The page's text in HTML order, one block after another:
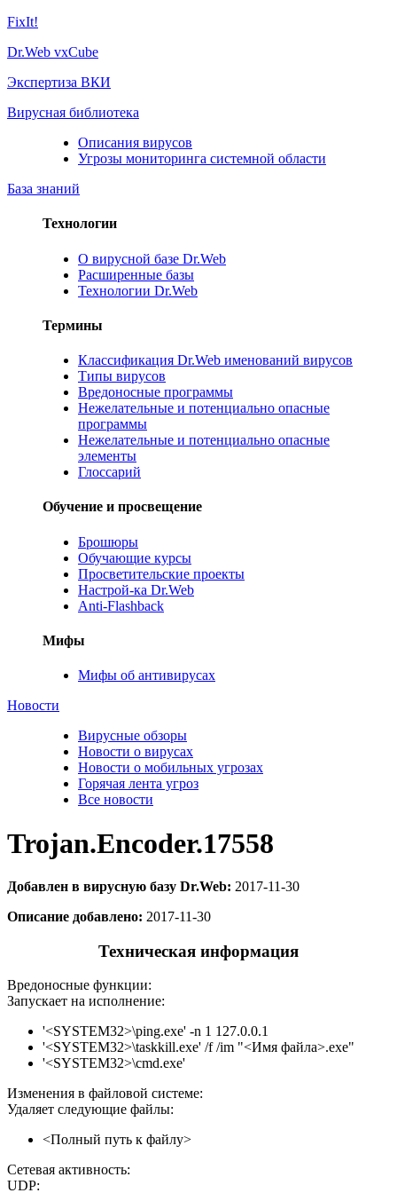
FixIt!
Dr.Web vxCube
Экспертиза ВКИ
Вирусная библиотека
Описания вирусов
Угрозы мониторинга системной области
База знаний
Технологии
О вирусной базе Dr.Web
Расширенные базы
Технологии Dr.Web
Термины
Классификация Dr.Web именований вирусов
Типы вирусов
Вредоносные программы
Нежелательные и потенциально опасные
программы
Нежелательные и потенциально опасные
элементы
Глоссарий
Обучение и просвещение
Брошюры
Обучающие курсы
Просветительские проекты
Настрой-ка Dr.Web
Anti-Flashback
Мифы
Мифы об антивирусах
Новости
Вирусные обзоры
Новости о вирусах
Новости о мобильных угрозах
Горячая лента угроз
Все новости
Trojan.Encoder.17558
Добавлен в вирусную базу Dr.Web: 2017-11-30
Описание добавлено: 2017-11-30
Техническая информация
Вредоносные функции:
Запускает на исполнение:
'<SYSTEM32>\ping.exe' -n 1 127.0.0.1
'<SYSTEM32>\taskkill.exe' /f /im "<Имя файла>.exe"
'<SYSTEM32>\cmd.exe'
Изменения в файловой системе:
Удаляет следующие файлы:
<Полный путь к файлу>
Сетевая активность:
UDP: